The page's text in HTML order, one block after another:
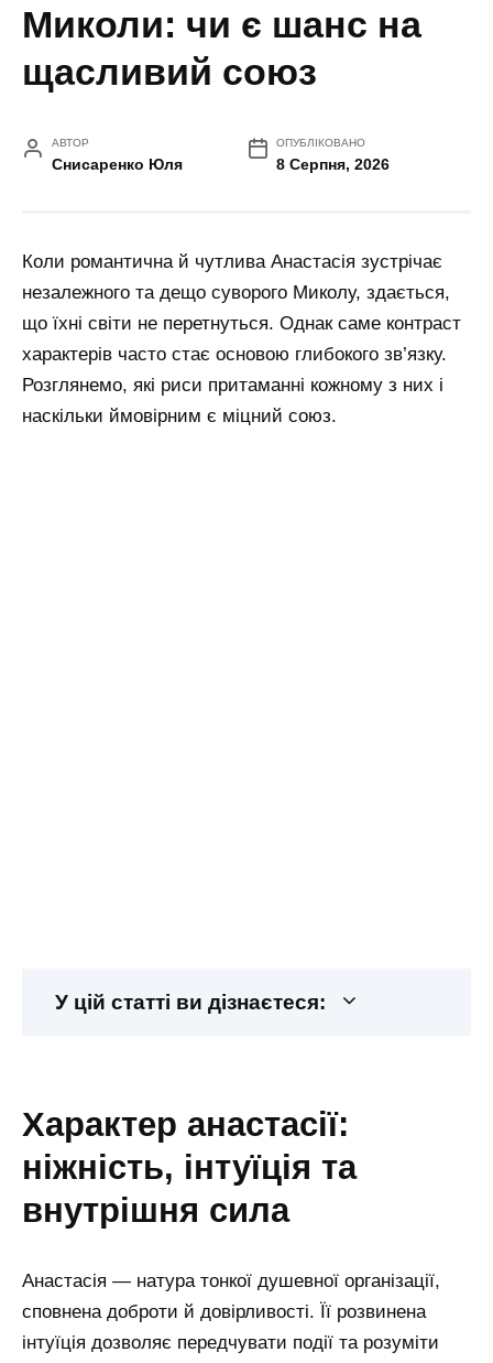
Миколи: чи є шанс на
щасливий союз
АВТОР
Снисаренко Юля
ОПУБЛІКОВАНО
8 Серпня, 2026
Коли романтична й чутлива Анастасія зустрічає
незалежного та дещо суворого Миколу, здається,
що їхні світи не перетнуться. Однак саме контраст
характерів часто стає основою глибокого зв’язку.
Розглянемо, які риси притаманні кожному з них і
наскільки ймовірним є міцний союз.
У цій статті ви дізнаєтеся:
характер анастасії:
ніжність, інтуїція та
внутрішня сила
Анастасія — натура тонкої душевної організації,
сповнена доброти й довірливості. Її розвинена
інтуїція дозволяє передчувати події та розуміти